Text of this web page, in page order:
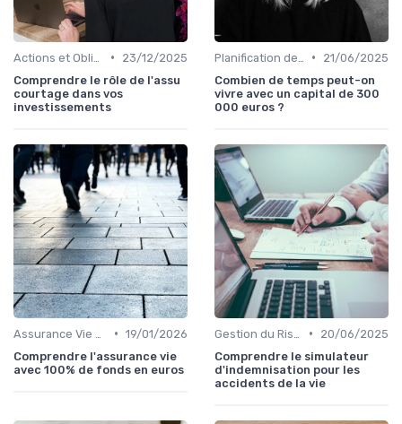
•
23/12/2025
Comprendre le rôle de l'assu
courtage dans vos
investissements
•
21/06/2025
Combien de temps peut-on
vivre avec un capital de 300
000 euros ?
• 19/01/2026
Comprendre l'assurance vie
avec 100% de fonds en euros
•
20/06/2025
Comprendre le simulateur
d'indemnisation pour les
accidents de la vie